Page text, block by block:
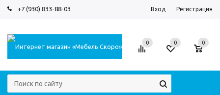
+7 (930) 833-88-03 Вход Регистрация
0 0 0